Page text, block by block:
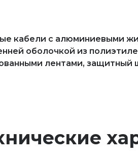
кабели с алюминиевыми
оболочкой из
лентами, защитный